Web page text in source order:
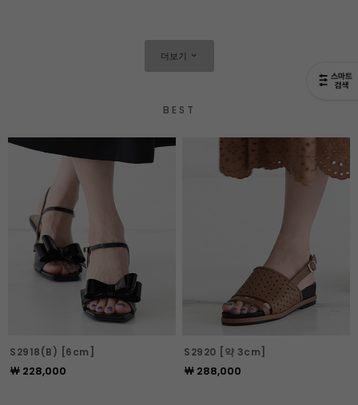
더보기
BEST
S2918(B) [6cm]
￦ 228,000
S2920 [약 3cm]
￦ 288,000